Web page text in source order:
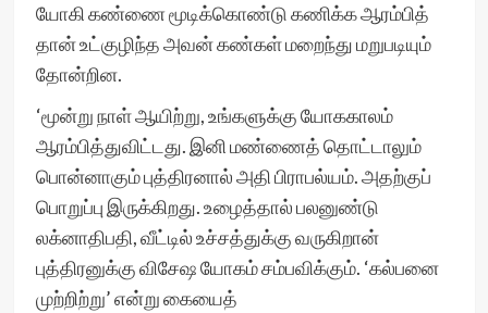
யோகி கண்ணை மூடிக்கொண்டு கணிக்க ஆரம்பித்
தான் உட்குழிந்த அவன் கண்கள் மறைந்து மறுபடியும்
தோன்றின.
‘மூன்று நாள் ஆயிற்று, உங்களுக்கு யோககாலம்
ஆரம்பித்துவிட்டது. இனி மண்ணைத் தொட்டாலும்
பொன்னாகும் புத்திரனால் அதி பிராபல்யம். அதற்குப்
பொறுப்பு இருக்கிறது. உழைத்தால் பலனுண்டு
லக்னாதிபதி, வீட்டில் உச்சத்துக்கு வருகிறான்
புத்திரனுக்கு விசேஷ யோகம் சம்பவிக்கும். ‘கல்பனை
முற்றிற்று’ என்று கையைத்